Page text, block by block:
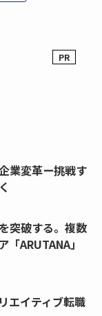
業変革ー挑戦す
突破する。複数
「ARUTANA」
エイティブ転職